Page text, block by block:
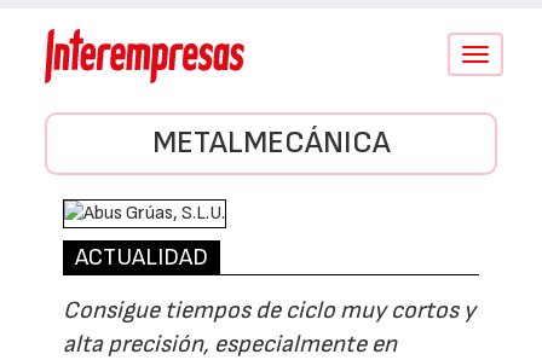
Conmutar
METALMECÁNICA
ACTUALIDAD
Consigue tiempos de ciclo muy cortos y
alta precisión, especialmente en